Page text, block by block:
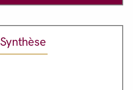
Synthèse